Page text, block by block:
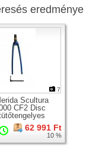
eredménye
7
Scultura
CF2 Disc
karbon
villa +
62 991 Ft
10 %